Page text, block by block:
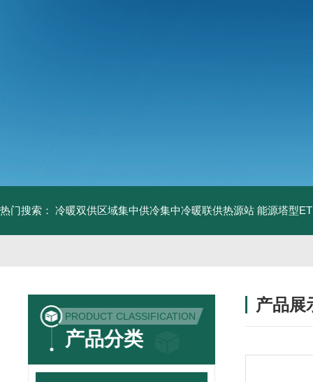
热门搜索： 冷暖双供区域集中供冷集中冷暖联供热源站 能源塔型
PRODUCT CLASSIFICATION
产品分类
产品展